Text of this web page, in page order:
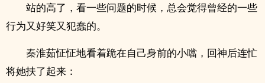
站的高了，看一些问题的时候，总会觉得曾经的一些
行为又好笑又犯蠢的。
秦淮茹怔怔地看着跪在自己身前的小噹，回神后连忙
将她扶了起来：